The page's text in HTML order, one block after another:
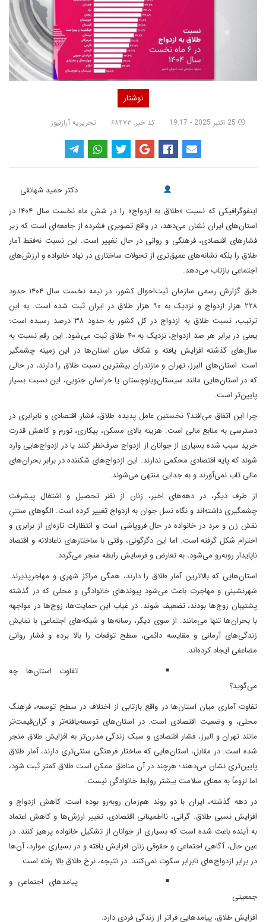
نوشتار
25 اکتبر 2025 - 19:17 کد خبر: ۶۸۴۷۳ تحریریه آرازنیوز
دکتر حمید شهانقی
اینفوگرافیکی که نسبت «طلاق به ازدواج» را در شش ماه نخست سال ۱۴۰۴ در
استان‌های ایران نشان می‌دهد، در واقع تصویری فشرده از جامعه‌ای است که زیر
فشارهای اقتصادی، فرهنگی و روانی در حال تغییر است. این نسبت نه‌فقط آمار
طلاق را بلکه نشانه‌های عمیق‌تری از تحولات ساختاری در نهاد خانواده و ارزش‌های
اجتماعی بازتاب می‌دهد.
طبق گزارش رسمی سازمان ثبت‌احوال کشور، در نیمه نخست سال ۱۴۰۴ حدود
۲۲۸ هزار ازدواج و نزدیک به ۹۰ هزار طلاق در ایران ثبت شده است. به این
ترتیب، نسبت طلاق به ازدواج در کل کشور به حدود ۳۸ درصد رسیده است؛
یعنی در برابر هر صد ازدواج، نزدیک به ۴۰ طلاق ثبت می‌شود. این رقم نسبت به
سال‌های گذشته افزایش یافته و شکاف میان استان‌ها در این زمینه چشمگیر
است. استان‌های البرز، تهران و مازندران بیشترین نسبت طلاق را دارند، در حالی
که در استان‌هایی مانند سیستان‌و‌بلوچستان یا خراسان جنوبی، این نسبت بسیار
پایین‌تر است.
چرا این اتفاق می‌افتد؟ نخستین عامل پدیده طلاق، فشار اقتصادی و نابرابری در
دسترسی به منابع مالی است. هزینه بالای مسکن، بیکاری، تورم و کاهش قدرت
خرید سبب شده بسیاری از جوانان از ازدواج صرف‌نظر کنند یا در ازدواج‌هایی وارد
شوند که پایه اقتصادی محکمی ندارند. این ازدواج‌های شکننده در برابر بحران‌های
مالی تاب نمی‌آورند و به جدایی منتهی می‌شوند.
از طرف دیگر، در دهه‌های اخیر، زنان از نظر تحصیل و اشتغال پیشرفت
چشمگیری داشته‌اند و نگاه نسل جوان به ازدواج تغییر کرده است. الگوهای سنتیِ
نقش زن و مرد در خانواده در حال فروپاشی است و انتظارات تازه‌ای از برابری و
احترام شکل گرفته است. اما این دگرگونی، وقتی با ساختارهای ناعادلانه و اقتصاد
ناپایدار روبه‌رو می‌شود، به تعارض و فرسایش رابطه منجر می‌گردد.
استان‌هایی که بالاترین آمار طلاق را دارند، همگی مراکز شهری و مهاجرپذیرند.
شهرنشینی و مهاجرت باعث می‌شود پیوندهای خانوادگی و محلی که در گذشته
پشتیبان زوج‌ها بودند، تضعیف شوند. در غیاب این حمایت‌ها، زوج‌ها در مواجهه
با بحران‌ها تنها می‌مانند. از سوی دیگر، رسانه‌ها و شبکه‌های اجتماعی با نمایش
زندگی‌های آرمانی و مقایسه دائمی، سطح توقعات را بالا برده و فشار روانی
مضاعفی ایجاد کرده‌اند.
تفاوت استان‌ها چه
می‌گوید؟
تفاوت آماری میان استان‌ها در واقع بازتابی از اختلاف در سطح توسعه، فرهنگ
محلی، و وضعیت اقتصادی است. در استان‌های توسعه‌یافته‌تر و گران‌قیمت‌تر
مانند تهران و البرز، فشار اقتصادی و سبک زندگی مدرن‌تر به افزایش طلاق منجر
شده است. در مقابل، استان‌هایی که ساختار فرهنگی سنتی‌تری دارند، آمار طلاق
پایین‌تری نشان می‌دهند؛ هرچند در آن مناطق ممکن است طلاق کمتر ثبت شود،
اما لزوماً به معنای سلامت بیشتر روابط خانوادگی نیست.
در دهه گذشته، ایران با دو روند هم‌زمان روبه‌رو بوده است: کاهش ازدواج و
افزایش نسبی طلاق. گرانی، نااطمینانی اقتصادی، تغییر ارزش‌ها و کاهش اعتماد
به آینده باعث شده است که بسیاری از جوانان از تشکیل خانواده پرهیز کنند. در
عین حال، آگاهی اجتماعی و حقوقی زنان افزایش یافته و در بسیاری موارد، آن‌ها
در برابر ازدواج‌های نابرابر سکوت نمی‌کنند. در نتیجه، نرخ طلاق بالا رفته است.
پیامدهای اجتماعی و
جمعیتی
افزایش طلاق، پیامدهایی فراتر از زندگی فردی دارد: